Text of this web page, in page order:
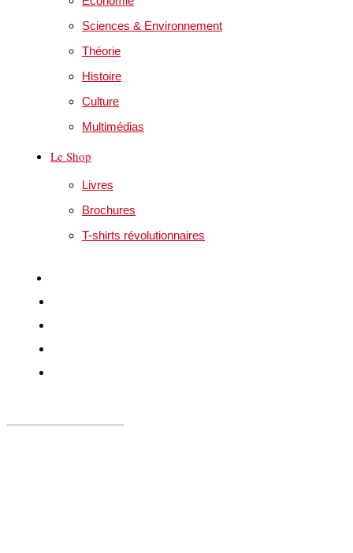
Sciences & Environnement
Théorie
Histoire
Culture
Multimédias
Le Shop
Livres
Brochures
T-shirts révolutionnaires